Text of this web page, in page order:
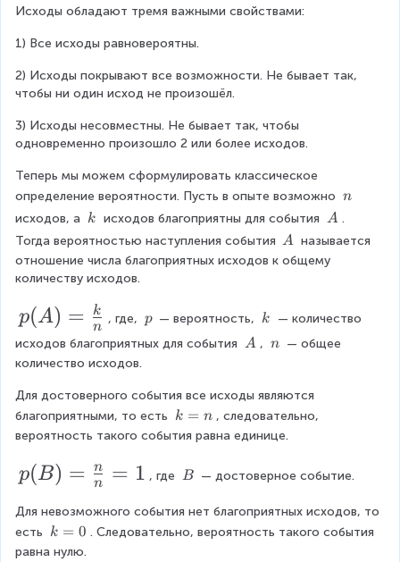
1
}
{
6
}
+
\f
r
a
c
{
1
}
{
6
}
=
\f
r
a
c
{
Исходы обладают тремя важными свойствами:
1) Все исходы равновероятны.
2) Исходы покрывают все возможности. Не бывает так,
чтобы ни один исход не произошёл.
3) Исходы несовместны. Не бывает так, чтобы
одновременно произошло 2 или более исходов.
Теперь мы можем сформулировать классическое
определение вероятности. Пусть в опыте возможно \
n
исходов, а \
\
k
k исходов благоприятны для события \
\
A
A .
Тогда вероятностью наступления события \
\
A называется
отношение числа благоприятных исходов к общему
количеству исходов.
p
(
A
)
=
\f
r
a
c
{
p(A) = n
k
, где, \
p — вероятность, \
k
— количество
исходов благоприятных для события \
A , \
n — общее
количество исходов.
Для достоверного события все исходы являются
благоприятными, то есть k
=
k = n , следовательно,
вероятность такого события равна единице.
p
B
)
p(B) = n
n = 1 , где \
B
B — достоверное событие.
Для невозможного события нет благоприятных исходов, то
есть k
=
k = 0 . Следовательно, вероятность такого события
равна нулю.